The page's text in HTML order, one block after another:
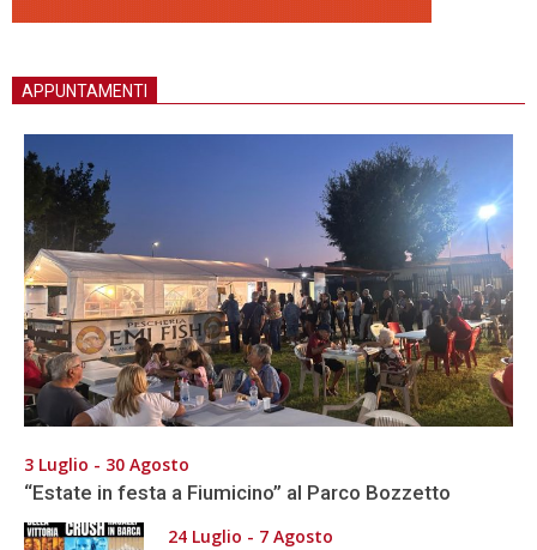
APPUNTAMENTI
3 Luglio - 30 Agosto
“Estate in festa a Fiumicino” al Parco Bozzetto
24 Luglio - 7 Agosto